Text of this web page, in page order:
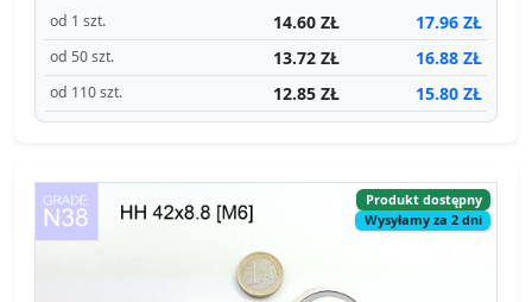
od 1 szt. 14.60 ZŁ 17.96 ZŁ
od 50 szt. 13.72 ZŁ 16.88 ZŁ
od 110 szt. 12.85 ZŁ 15.80 ZŁ
Produkt dostępny
Wysyłamy za 2 dni